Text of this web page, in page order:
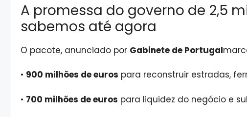
A promessa do governo de 2,5
sabemos até agora
O pacote, anunciado por Gabinete de Portugal
• 900 milhões de euros para reconstruir estradas,
• 700 milhões de euros para liquidez do negócio e